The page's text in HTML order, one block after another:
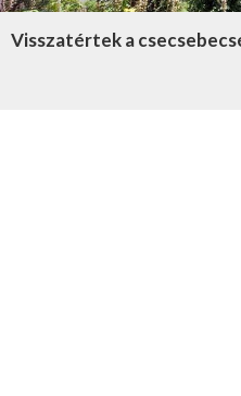
Visszatértek a